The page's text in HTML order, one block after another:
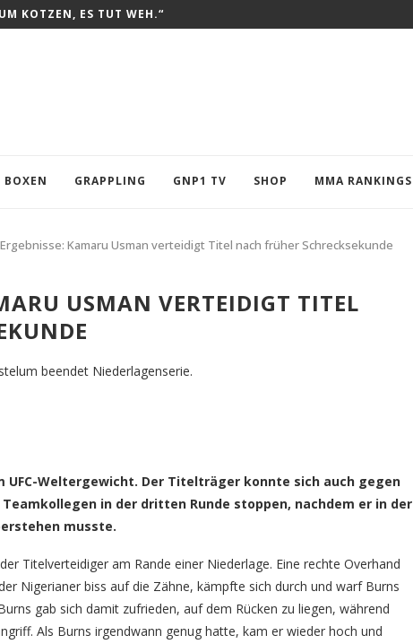
KOTZEN, ES TUT WEH.“
BOXEN GRAPPLING GNP1 TV SHOP MMA RANKINGS
Ergebnisse: Kamaru Usman verteidigt Titel nach früher Schrecksekunde
USMAN VERTEIDIGT TITEL
beendet Niederlagenserie.
UFC-Weltergewicht. Der Titelträger konnte sich auch gegen
in der dritten Runde stoppen, nachdem er in der
musste.
Titelverteidiger am Rande einer Niederlage. Eine rechte Overhand
Nigerianer biss auf die Zähne, kämpfte sich durch und warf Burns
gab sich damit zufrieden, auf dem Rücken zu liegen, während
Als Burns irgendwann genug hatte, kam er wieder hoch und